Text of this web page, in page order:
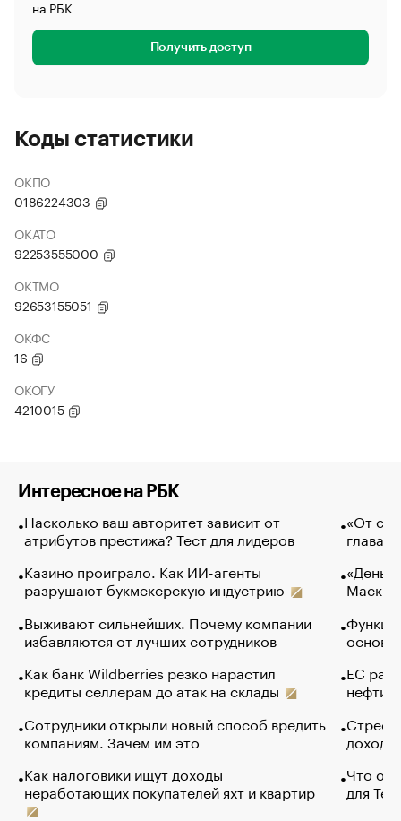
на РБК
Получить доступ
Коды статистики
ОКПО
0186224303
ОКАТО
92253555000
ОКТМО
92653155051
ОКФС
16
ОКОГУ
4210015
Интересное на РБК
Насколько ваш авторитет зависит от
атрибутов престижа? Тест для лидеров
Казино проиграло. Как ИИ-агенты
разрушают букмекерскую индустрию
Выживают сильнейших. Почему компании
избавляются от лучших сотрудников
Как банк Wildberries резко нарастил
кредиты селлерам до атак на склады
Сотрудники открыли новый способ вредить
компаниям. Зачем им это
Как налоговики ищут доходы
неработающих покупателей яхт и квартир
«От
глава
Маск в
основ
ЕС
нефти
Что
для